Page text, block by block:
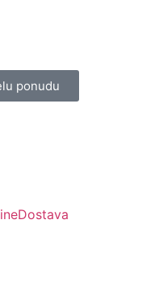
ponudu
Dostava